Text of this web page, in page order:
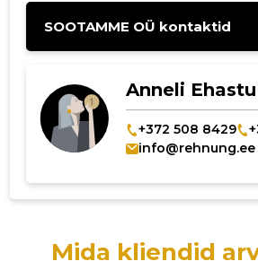
SOOTAMME OÜ kontaktid
Anneli Ehastu
+372 508 8429
info@rehnung.ee
Mida kliendid
MUUDA